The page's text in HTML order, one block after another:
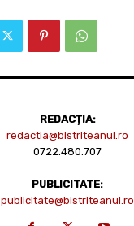
REDACȚIA:
redactia@bistriteanul.ro
0722.480.707
PUBLICITATE:
publicitate@bistriteanul.ro